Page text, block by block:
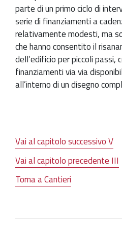
parte di un primo ciclo di
serie di finanziamenti a
relativamente modesti, ma
che hanno consentito il
dell’edificio per piccoli passi,
finanziamenti via via
all’interno di un disegno
Vai al capitolo successivo V
Vai al capitolo precedente III
Torna a Cantieri